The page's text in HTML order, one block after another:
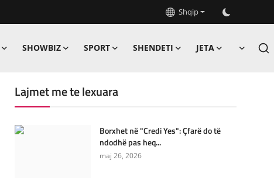
Shqip
SHOWBIZ SPORT SHENDETI JETA
Lajmet me te lexuara
Borxhet në "Credi Yes": Çfarë do të
ndodhë pas heq...
maj 26, 2026